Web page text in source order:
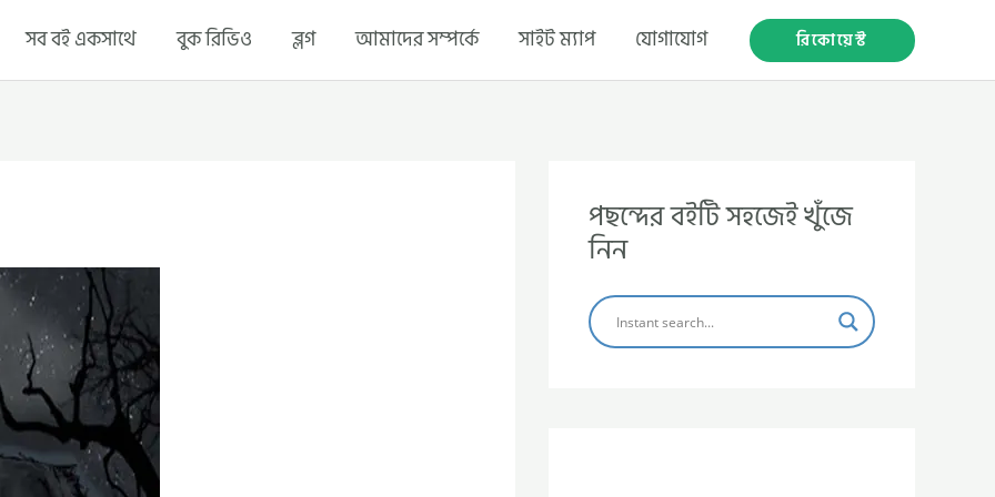
সব বই একসাথে বুক রিভিও ব্লগ আমাদের সম্পর্কে সাইট ম্যাপ যোগাযোগ রিকোয়েস্ট
পছন্দের বইটি সহজেই খুঁজে
নিন